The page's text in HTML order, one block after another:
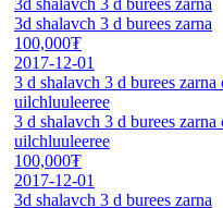
3d shalavch 3 d burees zarna
3d shalavch 3 d burees zarna
100,000₮
2017-12-01
3 d shalavch 3 d burees
uilchluuleeree
3 d shalavch 3 d burees
uilchluuleeree
100,000₮
2017-12-01
3d shalavch 3 d burees zarna